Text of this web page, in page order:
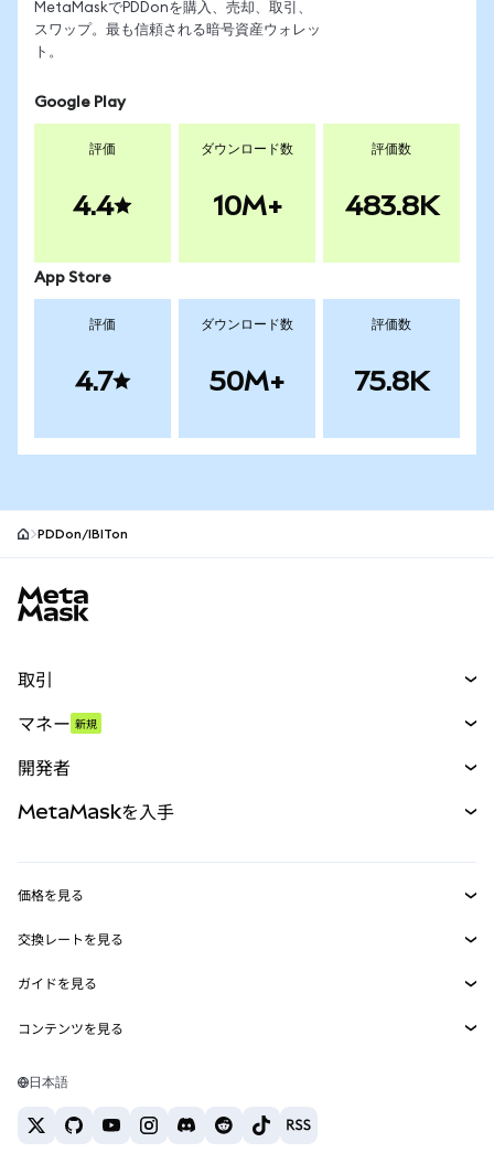
MetaMaskでPDDonを購入、売却、取引、
スワップ。最も信頼される暗号資産ウォレッ
ト。
Google Play
評価
4.4
ダウンロード数
10M+
評価数
483.8K
App Store
評価
4.7
ダウンロード数
50M+
評価数
75.8K
PDDon/IBITon
取引
パーペチュアル
RWA
マネー 新規
開発者
MetaMask Connect
Snaps
Web3サービス
MetaMaskを入手
セキュリティ
サポート
キャリア
お問い合わせ
価格を見る
イーサリアムの価格
Solanaの価格
Tetherの価格
交換レートを見る
ETH→USD
USDT→INR
BTC→INR
ETH→USDT
ガイドを見る
ETHの購入
USDTの購入
コンテンツを見る
Solanaウォレット
日本語